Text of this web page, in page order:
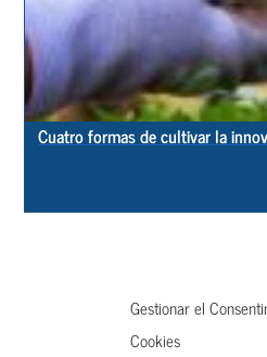
Gestionar el
Cookies
Cuatro formas de cultivar la